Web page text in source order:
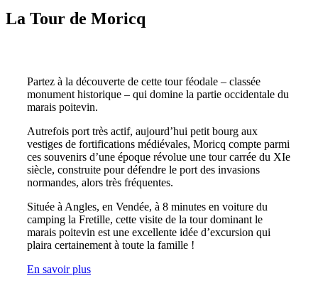
La Tour de Moricq
Partez à la découverte de cette tour féodale – classée
monument historique – qui domine la partie occidentale du
marais poitevin.
Autrefois port très actif, aujourd’hui petit bourg aux
vestiges de fortifications médiévales, Moricq compte parmi
ces souvenirs d’une époque révolue une tour carrée du XIe
siècle, construite pour défendre le port des invasions
normandes, alors très fréquentes.
Située à Angles, en Vendée, à 8 minutes en voiture du
camping la Fretille, cette visite de la tour dominant le
marais poitevin est une excellente idée d’excursion qui
plaira certainement à toute la famille !
En savoir plus